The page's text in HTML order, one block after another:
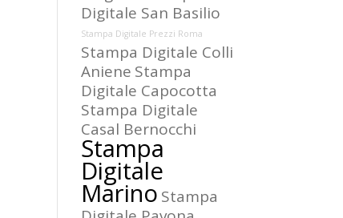
Digitale San Basilio
Stampa Digitale Prezzi Roma
Stampa Digitale Colli
Aniene Stampa
Digitale Capocotta
Stampa Digitale
Casal Bernocchi
Stampa
Digitale
Marino Stampa